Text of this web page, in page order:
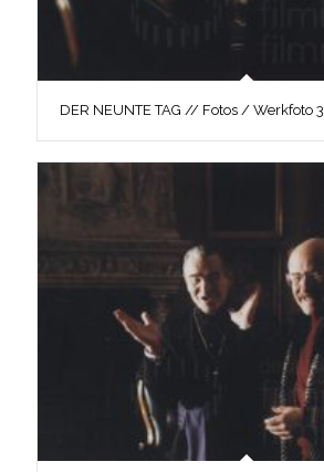
DER NEUNTE TAG // Fotos / Werkfoto 3